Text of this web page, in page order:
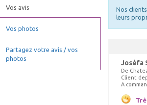
Vos avis
Vos photos
Partagez votre avis / vos
photos
Nos
leurs
Joséfa
De
Client
A